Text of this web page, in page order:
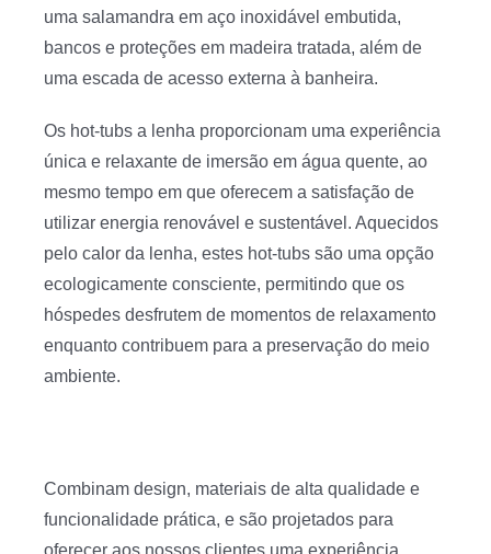
uma salamandra em aço inoxidável embutida,
bancos e proteções em madeira tratada, além de
uma escada de acesso externa à banheira.
Os hot-tubs a lenha proporcionam uma experiência
única e relaxante de imersão em água quente, ao
mesmo tempo em que oferecem a satisfação de
utilizar energia renovável e sustentável. Aquecidos
pelo calor da lenha, estes hot-tubs são uma opção
ecologicamente consciente, permitindo que os
hóspedes desfrutem de momentos de relaxamento
enquanto contribuem para a preservação do meio
ambiente.
Combinam design, materiais de alta qualidade e
funcionalidade prática, e são projetados para